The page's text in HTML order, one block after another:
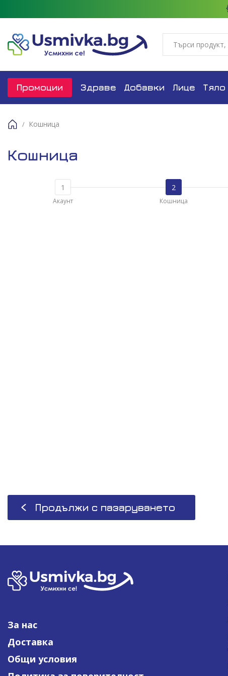
Промоции Здраве Добавки Лице Тяло
Кошница
Кошница
Акаунт Кошница
Продължи с пазаруването
За нас
Доставка
Общи условия